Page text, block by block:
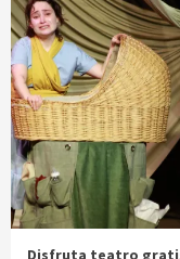
Disfruta teatro